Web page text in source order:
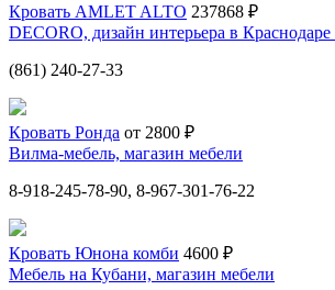
Кровать AMLET ALTO 237868 ₽
DECORO, дизайн интерьера в
(861) 240-27-33
Кровать Ронда от 2800 ₽
Вилма-мебель, магазин мебели
8-918-245-78-90, 8-967-301-76-22
Кровать Юнона комби 4600 ₽
Мебель на Кубани, магазин мебели